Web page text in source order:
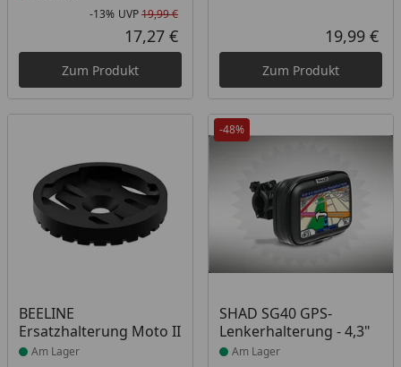
Rabatt in Prozent
-13%
Ursprünglicher Preis
UVP19,99 €
Aktueller Preis
17,27 €
Zum Produkt
19,99 €
Zum Produkt
BEELINE
Ersatzhalterung Moto II
Produkt am Lager
Am Lager
-48%
SHAD SG40 GPS-
Lenkerhalterung - 4,3"
Produkt am Lager
Am Lager